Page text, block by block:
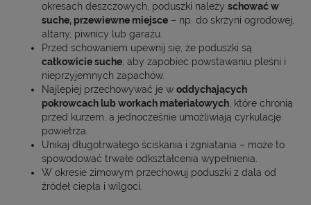
okresach deszczowych, poduszki należy schować w
suche, przewiewne miejsce – np. do skrzyni ogrodowej,
altany, piwnicy lub garażu.
Przed schowaniem upewnij się, że poduszki są
całkowicie suche, aby zapobiec powstawaniu pleśni i
nieprzyjemnych zapachów.
Najlepiej przechowywać je w oddychających
pokrowcach lub workach materiałowych, które chronią
przed kurzem, a jednocześnie umożliwiają cyrkulację
powietrza.
Unikaj długotrwałego ściskania i zgniatania – może to
spowodować trwałe odkształcenia wypełnienia.
W okresie zimowym przechowuj poduszki z dala od
źródeł ciepła i wilgoci.